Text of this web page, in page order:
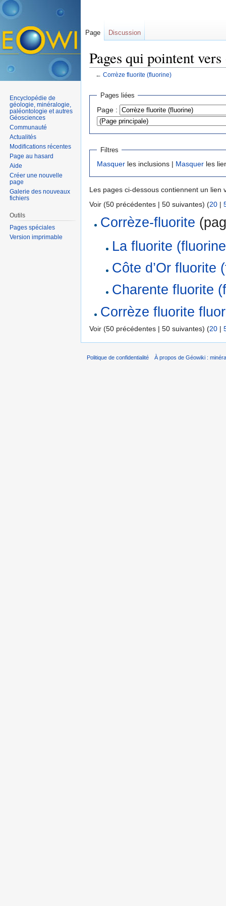
Pages qui pointent
← Corrèze fluorite (fluorine)
Pages liées
Page :
Filtres
Masquer les inclusions | Masquer les
Les pages ci-dessous contiennent un lien
Voir (50 précédentes | 50 suivantes) (20 |
Corrèze-fluorite
La fluorite
Côte d’Or fluorite
Charente fluorite
Corrèze fluorite
Voir (50 précédentes | 50 suivantes) (20 |
Page Discussion
Encyclopédie de
géologie, minéralogie,
paléontologie et autres
Géosciences
Communauté
Actualités
Modifications récentes
Page au hasard
Aide
Créer une nouvelle
page
Galerie des nouveaux
fichiers
Outils
Pages spéciales
Version imprimable
Politique de confidentialité À propos de Géowiki :